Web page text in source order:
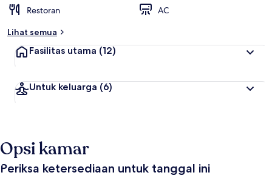
Restoran
AC
Lihat semua
Fasilitas utama (12)
Untuk keluarga (6)
Opsi kamar
Periksa ketersediaan untuk tanggal ini